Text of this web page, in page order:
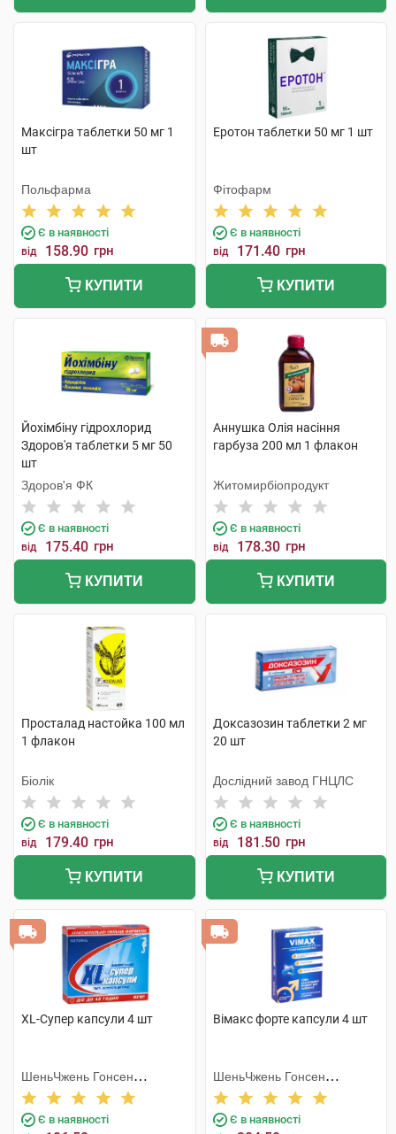
Максігра таблетки 50 мг 1
шт
Польфарма
Є в наявності
від 158.90 грн
КУПИТИ
Еротон таблетки 50 мг 1 шт
Фітофарм
Є в наявності
від 171.40 грн
КУПИТИ
Йохімбіну гідрохлорид
Здоров'я таблетки 5 мг 50
шт
Здоров'я ФК
Є в наявності
від 175.40 грн
КУПИТИ
Аннушка Олія насіння
гарбуза 200 мл 1 флакон
Житомирбіопродукт
Є в наявності
від 178.30 грн
КУПИТИ
Просталад настойка 100 мл
1 флакон
Біолік
Є в наявності
від 179.40 грн
КУПИТИ
Доксазозин таблетки 2 мг
20 шт
Дослідний завод ГНЦЛС
Є в наявності
від 181.50 грн
КУПИТИ
XL-Супер капсули 4 шт
ШеньЧжень Гонсен
Байоледжі Індастрі Ко. Лтд
Є в наявності
Вімакс форте капсули 4 шт
ШеньЧжень Гонсен
Байоледжі Індастрі Ко. Лтд
Є в наявності